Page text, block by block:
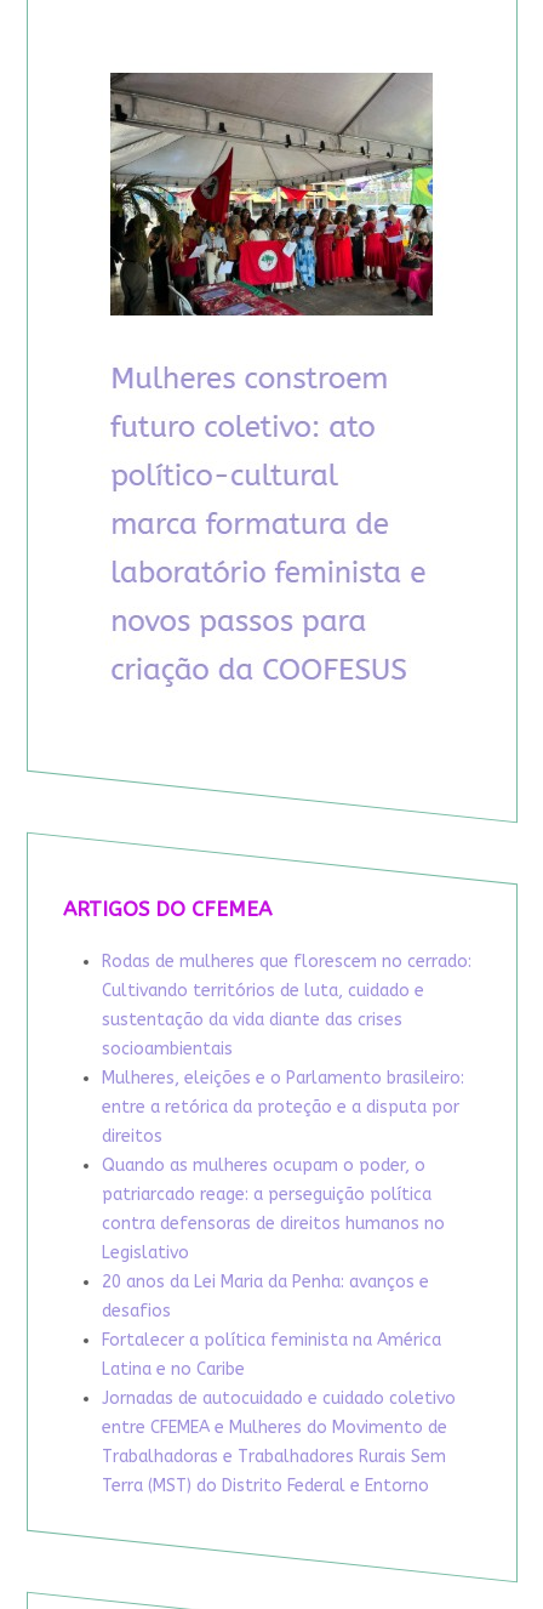
ARTIGOS DO CFEMEA
Rodas de mulheres que florescem no cerrado:
Cultivando territórios de luta, cuidado e
sustentação da vida diante das crises
socioambientais
Mulheres, eleições e o Parlamento brasileiro:
entre a retórica da proteção e a disputa por
direitos
Quando as mulheres ocupam o poder, o
patriarcado reage: a perseguição política
contra defensoras de direitos humanos no
Legislativo
20 anos da Lei Maria da Penha: avanços e
desafios
Fortalecer a política feminista na América
Latina e no Caribe
Jornadas de autocuidado e cuidado coletivo
entre CFEMEA e Mulheres do Movimento de
Trabalhadoras e Trabalhadores Rurais Sem
Terra (MST) do Distrito Federal e Entorno